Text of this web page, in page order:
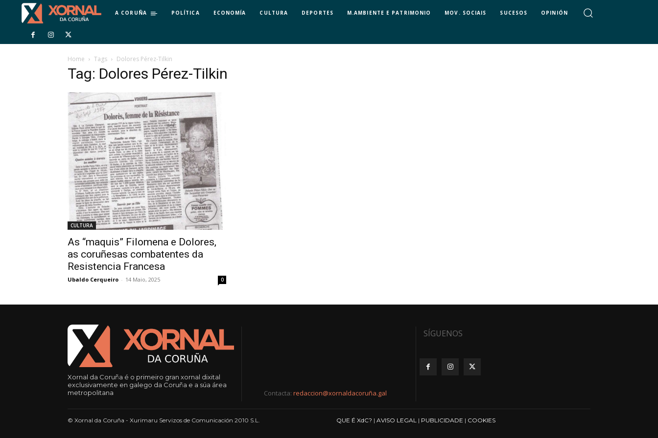
A CORUÑA POLÍTICA ECONOMÍA CULTURA DEPORTES M.AMBIENTE E PATRIMONIO MOV. SOCIAIS SUCESOS OPINIÓN
Home Tags Dolores Pérez-Tilkin
Tag: Dolores Pérez-Tilkin
CULTURA
As “maquis” Filomena e Dolores,
as coruñesas combatentes da
Resistencia Francesa
Ubaldo Cerqueiro - 14 Maio, 2025 0
Xornal da Coruña é o primeiro gran xornal dixital
exclusivamente en galego da Coruña e a súa área
metropolitana
Contacta: redaccion@xornaldacoruña.gal
SÍGUENOS
© Xornal da Coruña - Xurimaru Servizos de Comunicación 2010 S.L. QUE É XdC? | AVISO LEGAL | PUBLICIDADE | COOKIES